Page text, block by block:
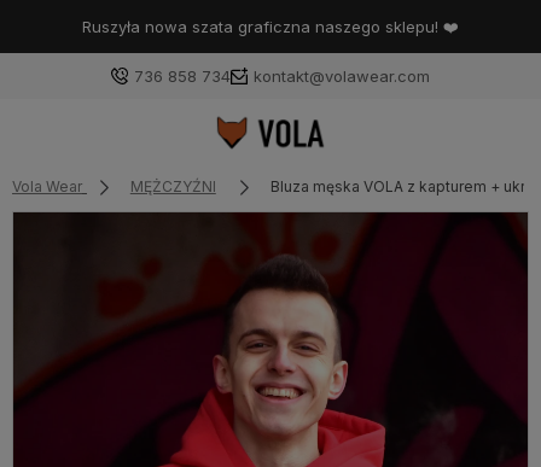
Ruszyła nowa szata graficzna naszego sklepu! ❤️
736 858 734 kontakt@volawear.com
Vola Wear MĘŻCZYŹNI Bluza męska VOLA z kapturem +